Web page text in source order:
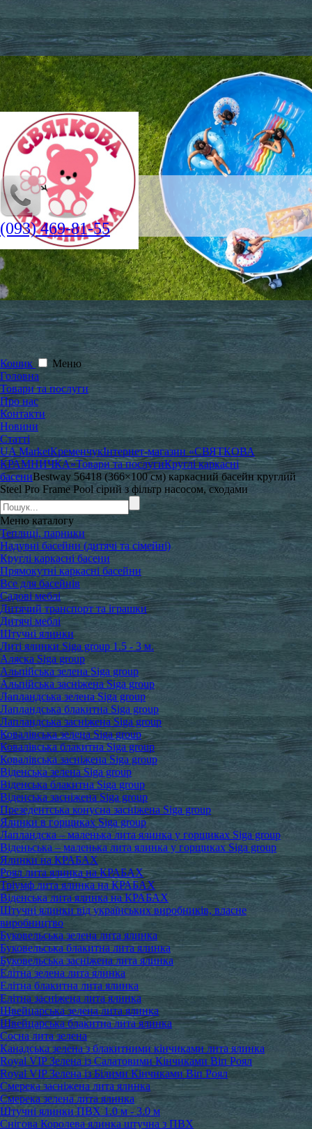
(093) 469-81-55
Кошик
Меню
Головна
Товари та послуги
Про нас
Контакти
Новини
Статті
UA MarketКременчукІнтернет-магазин «СВЯТКОВА
КРАМНИЧКА»Товари та послугиКруглі каркасні
басениBestway 56418 (366×100 см) каркасний басейн круглий
Steel Pro Frame Pool сірий з фільтр насосом, сходами
Меню каталогу
Теплиці, парники
Надувні басейни (дитячі та сімейні)
Круглі каркасні басени
Прямокутні каркасні басейни
Все для басейнів
Садові меблі
Дитячий транспорт та іграшки
Дитячі меблі
Штучні ялинки
Литі ялинки Siga group 1.5 - 3 м.
Аляска Siga group
Альпійська зелена Siga group
Альпійська засніжена Siga group
Лапландська зелена Siga group
Лапландська блакитна Siga group
Лапландська засніжена Siga group
Ковалівська зелена Siga group
Ковалівська блакитна Siga group
Ковалівська засніжена Siga group
Віденська зелена Siga group
Віденська блакитна Siga group
Віденська засніжена Siga group
Презедентська конусна засніжена Siga group
Ялинки в горщиках Siga group
Лапландска – маленька лита ялинка у горщиках Siga group
Віденьська – маленька лита ялинка у горщиках Siga group
Ялинки на КРАБАХ
Роял лита ялинка на КРАБАХ
Тріумф лита ялинка на КРАБАХ
Віденська лита ялинка на КРАБАХ
Штучні ялинки від українських виробників, власне
виробництво
Буковельська зелена лита ялинка
Буковельська блакитна лита ялинка
Буковельська засніжена лита ялинка
Елітна зелена лита ялинка
Елітна блакитна лита ялинка
Елітна засніжена лита ялинка
Швейцарська зелена лита ялинка
Швейцарська блакитна лита ялинка
Сосна лита зелена
Канадська зелена з блакитними кінчиками лита ялинка
Royal VIP Зелена із Салатовими Кінчиками Віп Роял
Royal VIP Зелена із Білими Кінчиками Віп Роял
Смерека засніжена лита ялинка
Смерека зелена лита ялинка
Штучні ялинки ПВХ 1.0 м - 3.0 м
Снігова Королева ялинка штучна з ПВХ